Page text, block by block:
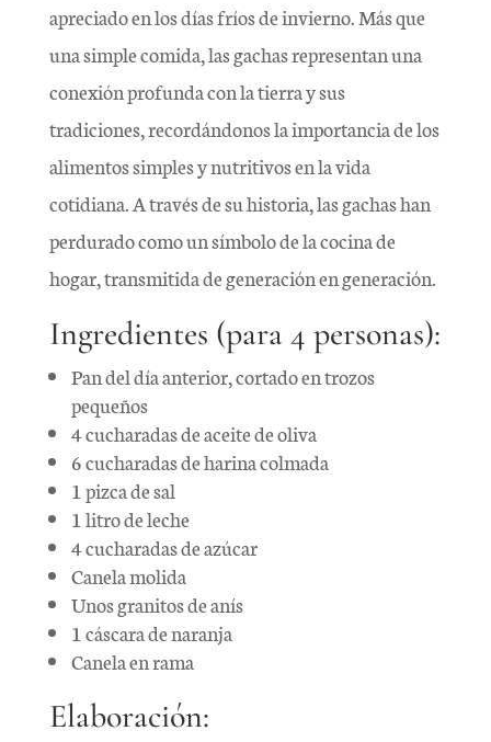
apreciado en los días fríos de invierno. Más que
una simple comida, las gachas representan una
conexión profunda con la tierra y sus
tradiciones, recordándonos la importancia de los
alimentos simples y nutritivos en la vida
cotidiana. A través de su historia, las gachas han
perdurado como un símbolo de la cocina de
hogar, transmitida de generación en generación.
Ingredientes (para 4 personas):
Pan del día anterior, cortado en trozos
pequeños
4 cucharadas de aceite de oliva
6 cucharadas de harina colmada
1 pizca de sal
1 litro de leche
4 cucharadas de azúcar
Canela molida
Unos granitos de anís
1 cáscara de naranja
Canela en rama
Elaboración: